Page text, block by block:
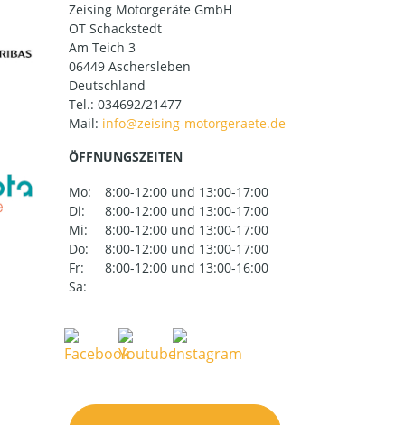
Zeising Motorgeräte GmbH
OT Schackstedt
Am Teich 3
06449 Aschersleben
Deutschland
Tel.: 034692/21477
Mail:
ÖFFNUNGSZEITEN
Mo:
8:00-12:00 und 13:00-17:00
Di:
8:00-12:00 und 13:00-17:00
Mi:
8:00-12:00 und 13:00-17:00
Do:
8:00-12:00 und 13:00-17:00
Fr:
8:00-12:00 und 13:00-16:00
Sa: